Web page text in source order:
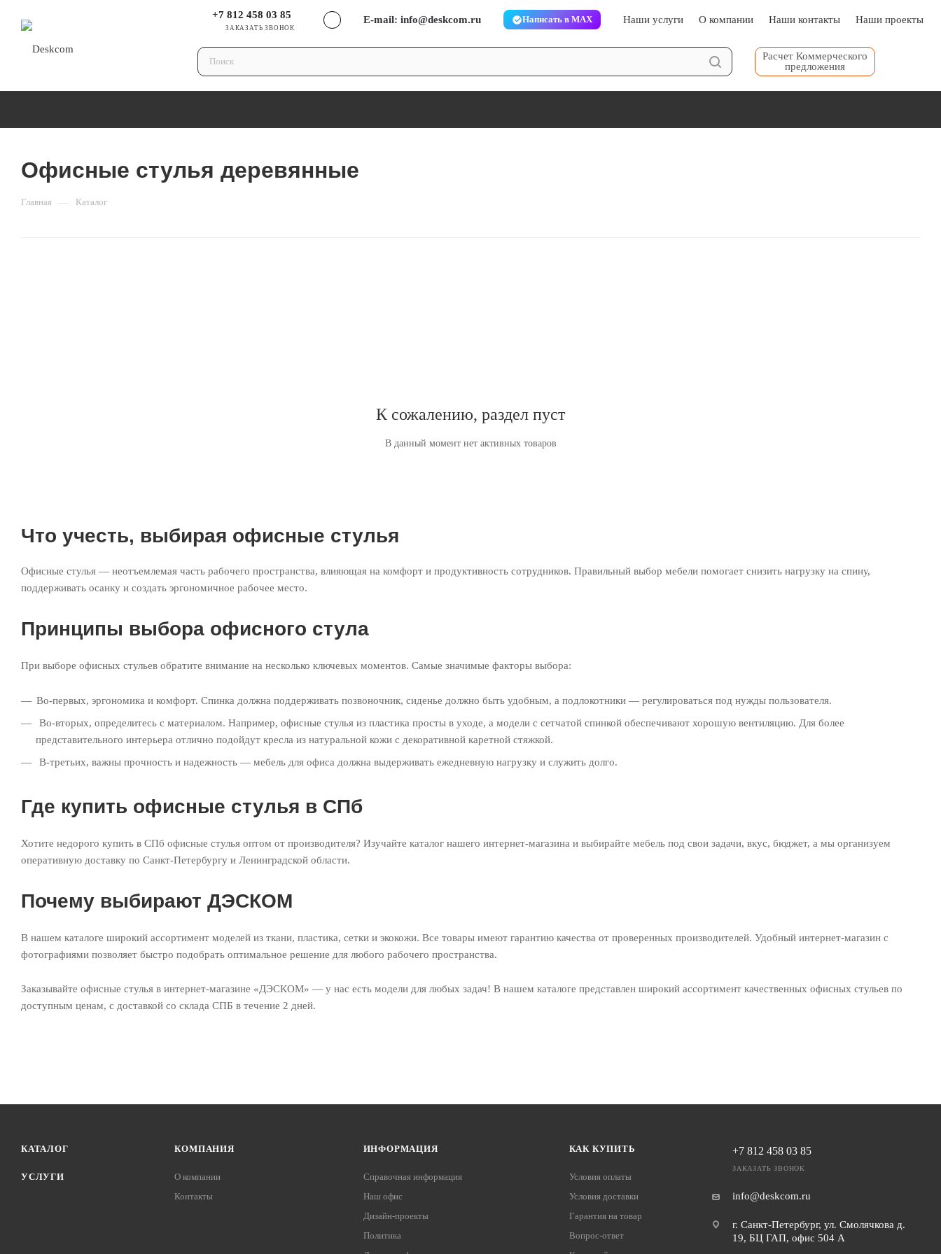
+7 812 458 03 85
ЗАКАЗАТЬ ЗВОНОК
E-mail: info@deskcom.ru Написать в MAX Наши услуги⠀⠀ О компании⠀⠀ Наши контакты⠀⠀ Наши проекты⠀⠀
Расчет Коммерческого
предложения
Офисные стулья деревянные
Главная — Каталог
К сожалению, раздел пуст
В данный момент нет активных товаров
Что учесть, выбирая офисные стулья
Офисные стулья — неотъемлемая часть рабочего пространства, влияющая на комфорт и продуктивность сотрудников. Правильный выбор мебели помогает снизить нагрузку на спину,
поддерживать осанку и создать эргономичное рабочее место.
Принципы выбора офисного стула
При выборе офисных стульев обратите внимание на несколько ключевых моментов. Самые значимые факторы выбора:
Во-первых, эргономика и комфорт. Спинка должна поддерживать позвоночник, сиденье должно быть удобным, а подлокотники — регулироваться под нужды пользователя.
Во-вторых, определитесь с материалом. Например, офисные стулья из пластика просты в уходе, а модели с сетчатой спинкой обеспечивают хорошую вентиляцию. Для более
представительного интерьера отлично подойдут кресла из натуральной кожи с декоративной каретной стяжкой.
В-третьих, важны прочность и надежность — мебель для офиса должна выдерживать ежедневную нагрузку и служить долго.
Где купить офисные стулья в СПб
Хотите недорого купить в СПб офисные стулья оптом от производителя? Изучайте каталог нашего интернет-магазина и выбирайте мебель под свои задачи, вкус, бюджет, а мы организуем
оперативную доставку по Санкт-Петербургу и Ленинградской области.
Почему выбирают ДЭСКОМ
В нашем каталоге широкий ассортимент моделей из ткани, пластика, сетки и экокожи. Все товары имеют гарантию качества от проверенных производителей. Удобный интернет-магазин с
фотографиями позволяет быстро подобрать оптимальное решение для любого рабочего пространства.
Заказывайте офисные стулья в интернет-магазине «ДЭСКОМ» — у нас есть модели для любых задач! В нашем каталоге представлен широкий ассортимент качественных офисных стульев по
доступным ценам, с доставкой со склада СПБ в течение 2 дней.
КАТАЛОГ
УСЛУГИ
КОМПАНИЯ
О компании
Контакты
ИНФОРМАЦИЯ
Справочная информация
Наш офис
Дизайн-проекты
Политика
КАК КУПИТЬ
Условия оплаты
Условия доставки
Гарантия на товар
Вопрос-ответ
+7 812 458 03 85
ЗАКАЗАТЬ ЗВОНОК
info@deskcom.ru
г. Санкт-Петербург, ул. Смолячкова д.
19, БЦ ГАП, офис 504 А